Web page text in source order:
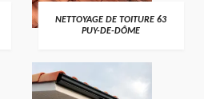
NETTOYAGE DE TOITURE 63
PUY-DE-DÔME